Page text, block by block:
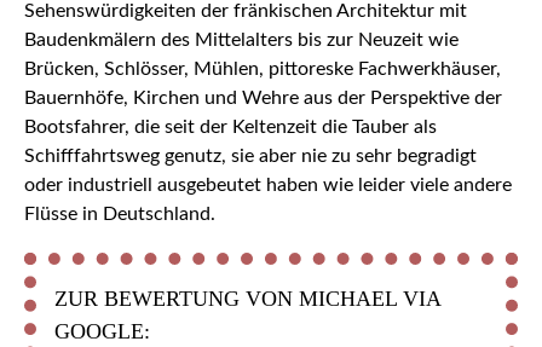
Sehenswürdigkeiten der fränkischen Architektur mit
Baudenkmälern des Mittelalters bis zur Neuzeit wie
Brücken, Schlösser, Mühlen, pittoreske Fachwerkhäuser,
Bauernhöfe, Kirchen und Wehre aus der Perspektive der
Bootsfahrer, die seit der Keltenzeit die Tauber als
Schifffahrtsweg genutz, sie aber nie zu sehr begradigt
oder industriell ausgebeutet haben wie leider viele andere
Flüsse in Deutschland.
ZUR BEWERTUNG VON MICHAEL VIA
GOOGLE: